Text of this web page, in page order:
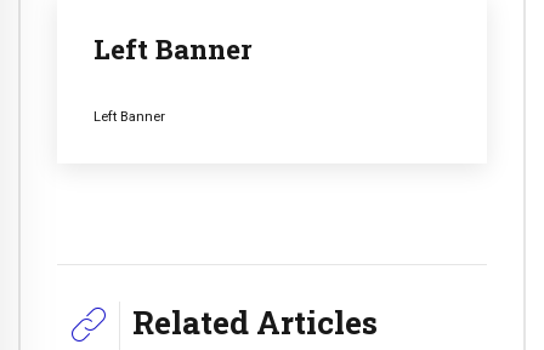
Left Banner
Left Banner
Related Articles